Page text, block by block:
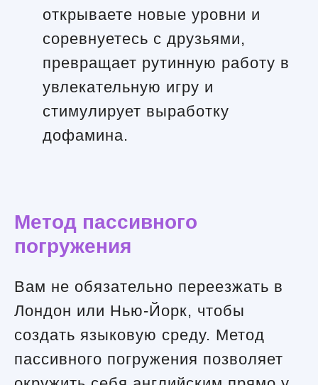
открываете новые уровни и
соревнуетесь с друзьями,
превращает рутинную работу в
увлекательную игру и
стимулирует выработку
дофамина.
Метод пассивного
погружения
Вам не обязательно переезжать в
Лондон или Нью-Йорк, чтобы
создать языковую среду. Метод
пассивного погружения позволяет